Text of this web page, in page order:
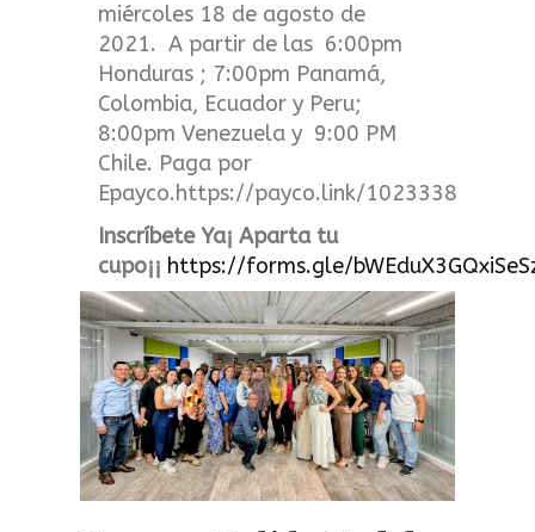
miércoles 18 de agosto de
2021. A partir de las 6:00pm
Honduras ; 7:00pm Panamá,
Colombia, Ecuador y Peru;
8:00pm Venezuela y 9:00 PM
Chile. Paga por
Epayco.https://payco.link/1023338
Inscríbete Ya¡ Aparta tu
cupo¡¡ https://forms.gle/